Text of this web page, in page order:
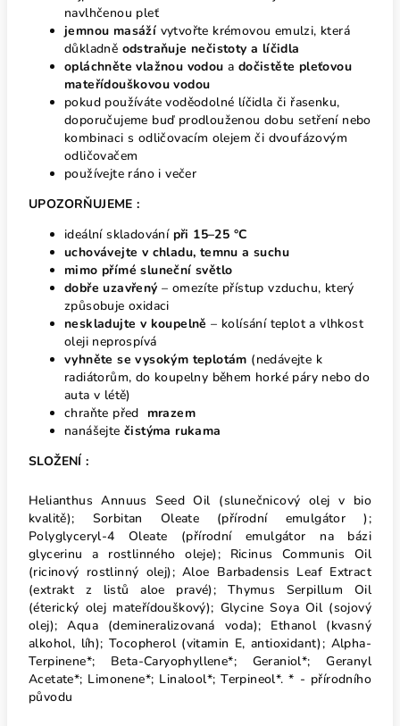
navlhčenou pleť
jemnou masáží vytvořte krémovou emulzi, která
důkladně odstraňuje nečistoty a líčidla
opláchněte vlažnou vodou a dočistěte pleťovou
mateřídouškovou vodou
pokud používáte voděodolné líčidla či řasenku,
doporučujeme buď prodlouženou dobu setření nebo
kombinaci s odličovacím olejem či dvoufázovým
odličovačem
používejte ráno i večer
UPOZORŇUJEME :
ideální skladování při 15–25 °C
uchovávejte v chladu, temnu a suchu
mimo přímé sluneční světlo
dobře uzavřený – omezíte přístup vzduchu, který
způsobuje oxidaci
neskladujte v koupelně – kolísání teplot a vlhkost
oleji neprospívá
vyhněte se vysokým teplotám (nedávejte k
radiátorům, do koupelny během horké páry nebo do
auta v létě)
chraňte před mrazem
nanášejte čistýma rukama
SLOŽENÍ :
Helianthus Annuus Seed Oil (slunečnicový olej v bio
kvalitě); Sorbitan Oleate (přírodní emulgátor );
Polyglyceryl-4 Oleate (přírodní emulgátor na bázi
glycerinu a rostlinného oleje); Ricinus Communis Oil
(ricinový rostlinný olej); Aloe Barbadensis Leaf Extract
(extrakt z listů aloe pravé); Thymus Serpillum Oil
(éterický olej mateřídouškový); Glycine Soya Oil (sojový
olej); Aqua (demineralizovaná voda); Ethanol (kvasný
alkohol, líh); Tocopherol (vitamin E, antioxidant); Alpha-
Terpinene*; Beta-Caryophyllene*; Geraniol*; Geranyl
Acetate*; Limonene*; Linalool*; Terpineol*. * - přírodního
původu